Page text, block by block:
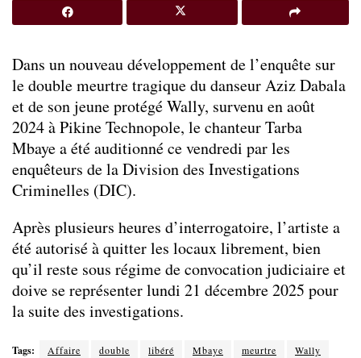
Dans un nouveau développement de l’enquête sur
le double meurtre tragique du danseur Aziz Dabala
et de son jeune protégé Wally, survenu en août
2024 à Pikine Technopole, le chanteur Tarba
Mbaye a été auditionné ce vendredi par les
enquêteurs de la Division des Investigations
Criminelles (DIC).
Après plusieurs heures d’interrogatoire, l’artiste a
été autorisé à quitter les locaux librement, bien
qu’il reste sous régime de convocation judiciaire et
doive se représenter lundi 21 décembre 2025 pour
la suite des investigations.
Tags: Affaire double libéré Mbaye meurtre Wally